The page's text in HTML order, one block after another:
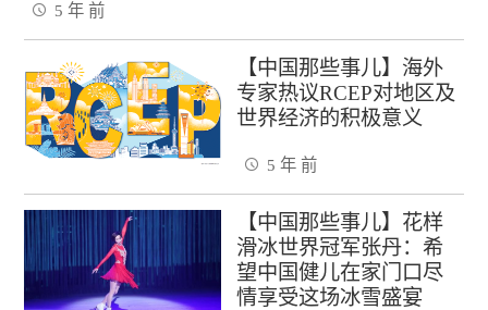
5 年 前
【中国那些事儿】海外
专家热议RCEP对地区及
世界经济的积极意义
5 年 前
【中国那些事儿】花样
滑冰世界冠军张丹：希
望中国健儿在家门口尽
情享受这场冰雪盛宴